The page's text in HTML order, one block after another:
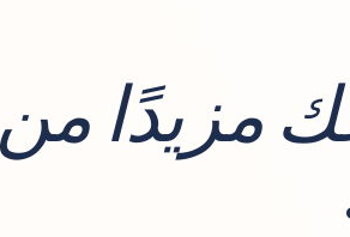
مزيدًا من